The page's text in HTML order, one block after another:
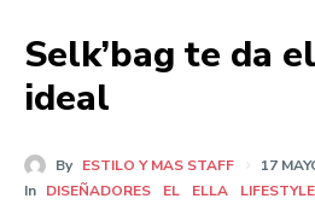
Selk’bag te da
ideal
By ESTILO Y MAS STAFF
17
In DISEÑADORES EL ELLA LIFESTYLE